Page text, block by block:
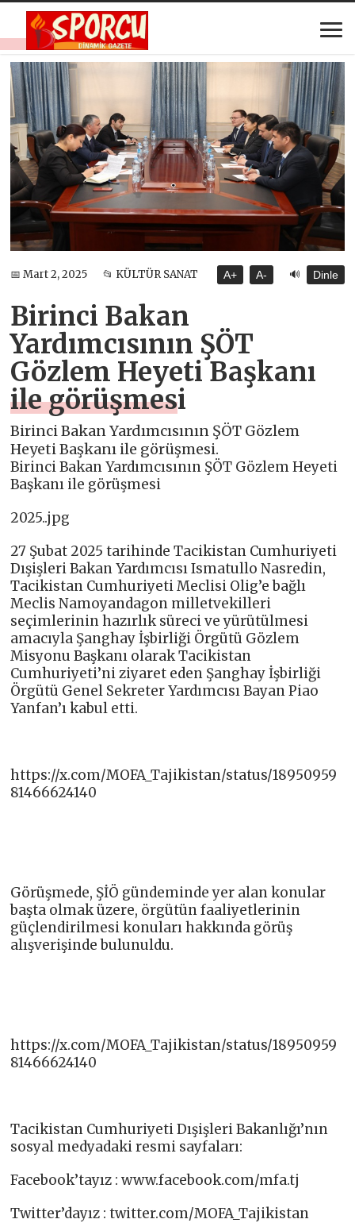
📅 Mart 2, 2025 📂 KÜLTÜR SANAT A+ A- 🔊 Dinle
Birinci Bakan
Yardımcısının ŞÖT
Gözlem Heyeti Başkanı
ile görüşmesi
Birinci Bakan Yardımcısının ŞÖT Gözlem
Heyeti Başkanı ile görüşmesi.
Birinci Bakan Yardımcısının ŞÖT Gözlem Heyeti
Başkanı ile görüşmesi
2025..jpg
27 Şubat 2025 tarihinde Tacikistan Cumhuriyeti
Dışişleri Bakan Yardımcısı Ismatullo Nasredin,
Tacikistan Cumhuriyeti Meclisi Olig’e bağlı
Meclis Namoyandagon milletvekilleri
seçimlerinin hazırlık süreci ve yürütülmesi
amacıyla Şanghay İşbirliği Örgütü Gözlem
Misyonu Başkanı olarak Tacikistan
Cumhuriyeti’ni ziyaret eden Şanghay İşbirliği
Örgütü Genel Sekreter Yardımcısı Bayan Piao
Yanfan’ı kabul etti.
https://x.com/MOFA_Tajikistan/status/18950959
81466624140
Görüşmede, ŞİÖ gündeminde yer alan konular
başta olmak üzere, örgütün faaliyetlerinin
güçlendirilmesi konuları hakkında görüş
alışverişinde bulunuldu.
https://x.com/MOFA_Tajikistan/status/18950959
81466624140
Tacikistan Cumhuriyeti Dışişleri Bakanlığı’nın
sosyal medyadaki resmi sayfaları:
Facebook’tayız : www.facebook.com/mfa.tj​
Twitter’dayız : twitter.com/MOFA_Tajikistan​